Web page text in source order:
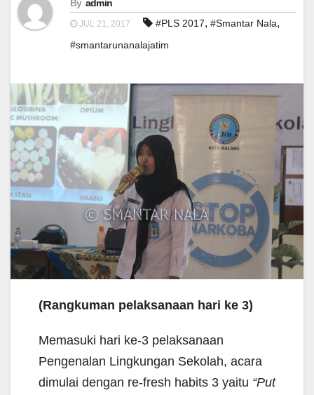
By admin
JUL 21, 2017 #PLS 2017, #Smantar Nala,
#smantarunanalajatim
(Rangkuman pelaksanaan hari ke 3)
Memasuki hari ke-3 pelaksanaan
Pengenalan Lingkungan Sekolah, acara
dimulai dengan re-fresh habits 3 yaitu “Put